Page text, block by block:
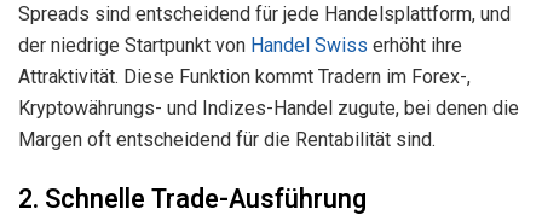
Spreads sind entscheidend für jede Handelsplattform, und
der niedrige Startpunkt von Handel Swiss erhöht ihre
Attraktivität. Diese Funktion kommt Tradern im Forex-,
Kryptowährungs- und Indizes-Handel zugute, bei denen die
Margen oft entscheidend für die Rentabilität sind.
2. Schnelle Trade-Ausführung